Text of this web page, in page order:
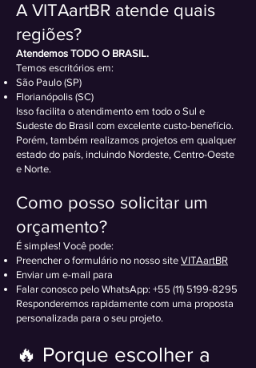
A VITAartBR atende quais
regiões?
Atendemos TODO O BRASIL.
Temos escritórios em:
São Paulo (SP)
Florianópolis (SC)
Isso facilita o atendimento em todo o Sul e
Sudeste do Brasil com excelente custo-benefício.
Porém, também realizamos projetos em qualquer
estado do país, incluindo Nordeste, Centro-Oeste
e Norte.
Como posso solicitar um
orçamento?
É simples! Você pode:
Preencher o formulário no nosso site VITAartBR
Enviar um e-mail para
Falar conosco pelo WhatsApp: +55 (11) 5199-8295
Responderemos rapidamente com uma proposta
personalizada para o seu projeto.
🔥 Porque escolher a